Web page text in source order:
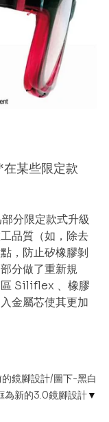
某些限定款
分限定款式升級
品質（如，除去
，防止矽橡膠剝
分做了重新規
區 Siliflex 、橡膠
金屬芯使其更加
鏡腳設計/圖下-黑白
為新的3.0鏡腳設計▼